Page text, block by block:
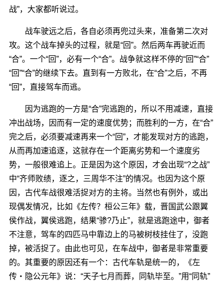
战”，大家都听说过。
战车驶远之后，各自必须再兜过头来，准备第二次对
攻。这个战车掉头的过程，就是“回”。然后两车再驶近而
“合”。一个“回”，必有一个“合”。战争就这样不停的“回”“合”
“回”“合”的继续下去。直到有一方败北，在“合”之后，不再
“回”，直接驾车而逃。
因为逃跑的一方是“合”完逃跑的，所以不用减速，直接
冲出战场，因而有一定的速度优势；而胜利的一方，在“合”
完之后，必须要减速再来一个“回”，才能发现对方的逃跑，
从而再加速追逐，这就存在一个距离劣势和一个速度劣
势，一般很难追上。正是因为这个原因，才会出现“?之战”
中“齐师败绩，逐之，三周华不注”的情况。也因为这个原
因，古代车战很难活捉对方的主将。当然也有例外，或出
现偶发情况，比如《左传？桓公三年》载，晋国武公跟翼
侯作战，翼侯逃跑，结果“骖?乃止”，就是逃跑途中，御者
不注意，驾车的四匹马中靠边上的马被树枝挂住了，没跑
掉，被活捉了。由此也可见，在车战中，御者是非常重要
的。其重要的原因还有一个：古代车轨是统一的，《左
传・隐公元年》说：“天子七月而葬，同轨毕至。”用“同轨”